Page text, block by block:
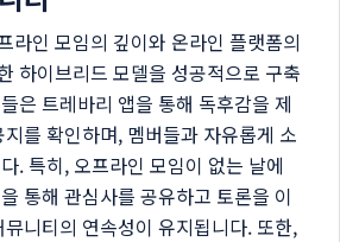
라인 모임의 깊이와 온라인 플랫폼의
하이브리드 모델을 성공적으로 구축
은 트레바리 앱을 통해 독후감을 제
를 확인하며, 멤버들과 자유롭게 소
. 특히, 오프라인 모임이 없는 날에
통해 관심사를 공유하고 토론을 이
니티의 연속성이 유지됩니다. 또한,